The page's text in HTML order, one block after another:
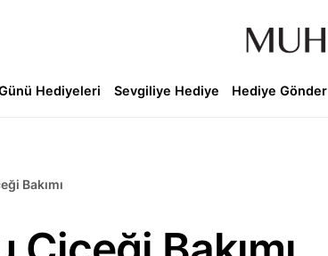
Hediyeleri Sevgiliye Hediye Hediye Gönder
Bakımı